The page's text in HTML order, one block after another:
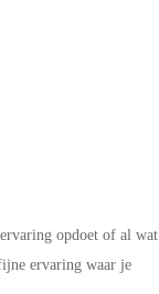
opdoet of al wat
ervaring waar je